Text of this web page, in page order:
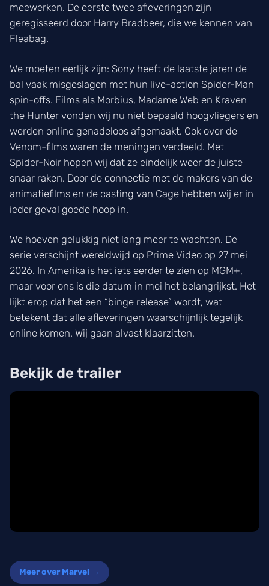
meewerken. De eerste twee afleveringen zijn
geregisseerd door Harry Bradbeer, die we kennen van
Fleabag.
We moeten eerlijk zijn: Sony heeft de laatste jaren de
bal vaak misgeslagen met hun live-action Spider-Man
spin-offs. Films als Morbius, Madame Web en Kraven
the Hunter vonden wij nu niet bepaald hoogvliegers en
werden online genadeloos afgemaakt. Ook over de
Venom-films waren de meningen verdeeld. Met
Spider-Noir hopen wij dat ze eindelijk weer de juiste
snaar raken. Door de connectie met de makers van de
animatiefilms en de casting van Cage hebben wij er in
ieder geval goede hoop in.
We hoeven gelukkig niet lang meer te wachten. De
serie verschijnt wereldwijd op Prime Video op 27 mei
2026. In Amerika is het iets eerder te zien op MGM+,
maar voor ons is die datum in mei het belangrijkst. Het
lijkt erop dat het een “binge release” wordt, wat
betekent dat alle afleveringen waarschijnlijk tegelijk
online komen. Wij gaan alvast klaarzitten.
Bekijk de trailer
Meer over Marvel →